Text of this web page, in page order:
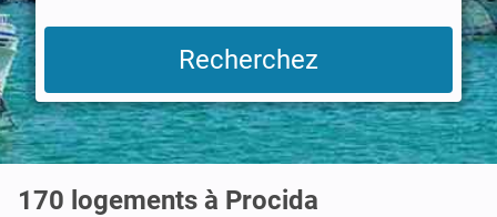
170 logements à Procida